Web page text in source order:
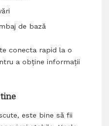
de bază
conecta rapid la o
a obține informații
tine
este bine să fii